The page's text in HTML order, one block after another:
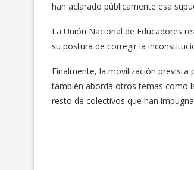
han aclarado públicamente esa
La Unión Nacional de Educadores
su postura de corregir la
Finalmente, la movilización
también aborda otros temas como
resto de colectivos que han